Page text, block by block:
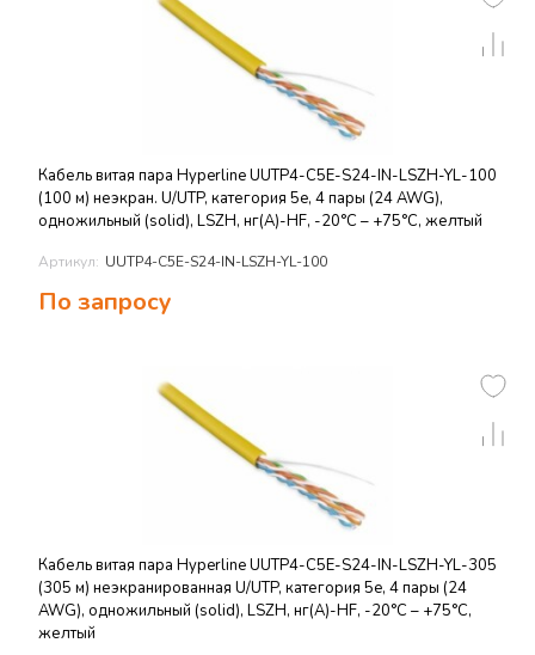
Кабель витая пара Hyperline UUTP4-C5E-S24-IN-LSZH-YL-100
(100 м) неэкран. U/UTP, категория 5e, 4 пары (24 AWG),
одножильный (solid), LSZH, нг(А)-HF, -20°C – +75°C, желтый
Артикул: UUTP4-C5E-S24-IN-LSZH-YL-100
По запросу
Кабель витая пара Hyperline UUTP4-C5E-S24-IN-LSZH-YL-305
(305 м) неэкранированная U/UTP, категория 5e, 4 пары (24
AWG), одножильный (solid), LSZH, нг(А)-HF, -20°C – +75°C,
желтый